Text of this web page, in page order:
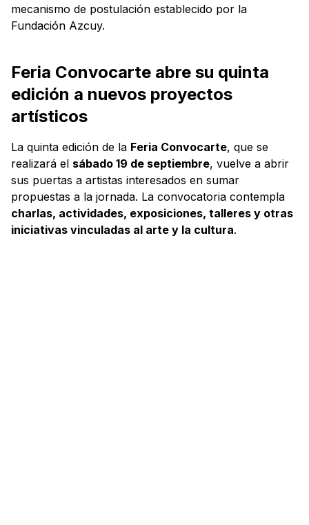
mecanismo de postulación establecido por la
Fundación Azcuy.
Feria Convocarte abre su quinta
edición a nuevos proyectos
artísticos
La quinta edición de la Feria Convocarte, que se
realizará el sábado 19 de septiembre, vuelve a abrir
sus puertas a artistas interesados en sumar
propuestas a la jornada. La convocatoria contempla
charlas, actividades, exposiciones, talleres y otras
iniciativas vinculadas al arte y la cultura.